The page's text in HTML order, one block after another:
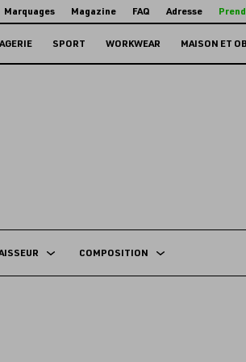
Marquages Magazine FAQ Adresse
SPORT WORKWEAR MAISON ET
COMPOSITION